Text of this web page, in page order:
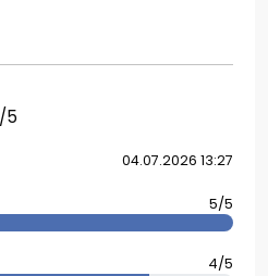
5
04.07.2026 13:27
5/5
4/5